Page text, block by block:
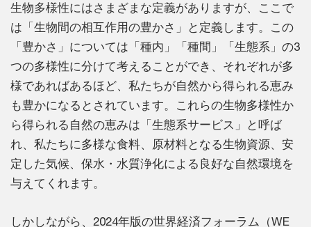
生物多様性にはさまざまな定義がありますが、ここで
は「生物間の相互作用の豊かさ」と定義します。この
「豊かさ」については「種内」「種間」「生態系」の3
つの多様性に分けて考えることができ、それぞれが多
様であればあるほど、私たちが自然から得られる恵み
も豊かになるとされています。これらの生物多様性か
ら得られる自然の恵みは「生態系サービス」と呼ば
れ、私たちに多様な食料、原材料となる生物資源、安
定した気候、保水・水質浄化による良好な自然環境を
与えてくれます。
しかしながら、2024年版の世界経済フォーラム（WE